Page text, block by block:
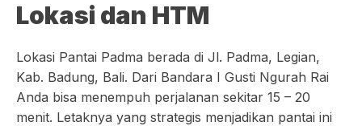
Lokasi dan HTM
Lokasi Pantai Padma berada di Jl. Padma, Legian,
Kab. Badung, Bali. Dari Bandara I Gusti Ngurah Rai
Anda bisa menempuh perjalanan sekitar 15 – 20
menit. Letaknya yang strategis menjadikan pantai ini